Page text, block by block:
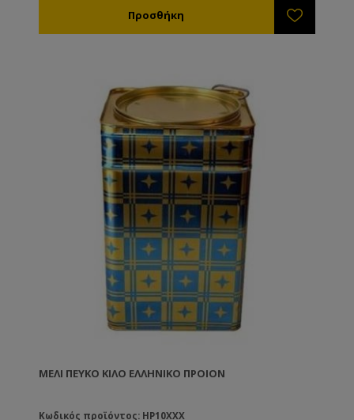
ποικίλουν ανάλογα με την ποιότητα και το είδος του
μελιού.
ΜΈΛΙ ΠΕΎΚΟ ΚΙΛΟ ΕΛΛΗΝΙΚΟ ΠΡΟΙΟΝ
Κωδικός προϊόντος: HP10XXX